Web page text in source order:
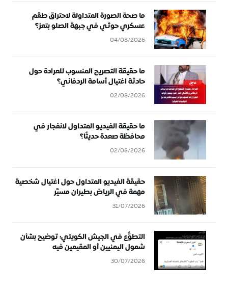
ما صحة الصورة المتداولة لاحتراق طقم
عسكري حوثي في جبهة الصلو بتعز؟
04/08/2026
ما حقيقة التصريح المنسوب للعرادة حول
حادثة اغتيال أسامة الردفاني؟
02/08/2026
ما حقيقة الفيديو المتداول لانفجار في
محافظة صعدة حديثًا؟
02/08/2026
حقيقة الفيديو المتداول حول اغتيال شخصية
مهمة في الرياض بطيران مسيَّر
31/07/2026
التطوُّع في الجيش الكويتي: توضيح بشأن
شمول اليمنيين أو المقيمين فيه
30/07/2026